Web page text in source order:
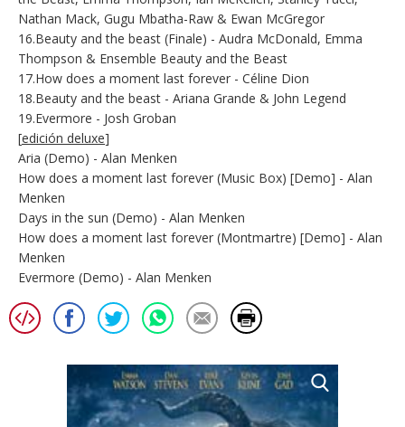
Nathan Mack, Gugu Mbatha-Raw & Ewan McGregor
16.Beauty and the beast (Finale) - Audra McDonald, Emma
Thompson & Ensemble Beauty and the Beast
17.How does a moment last forever - Céline Dion
18.Beauty and the beast - Ariana Grande & John Legend
19.Evermore - Josh Groban
[edición deluxe]
Aria (Demo) - Alan Menken
How does a moment last forever (Music Box) [Demo] - Alan
Menken
Days in the sun (Demo) - Alan Menken
How does a moment last forever (Montmartre) [Demo] - Alan
Menken
Evermore (Demo) - Alan Menken